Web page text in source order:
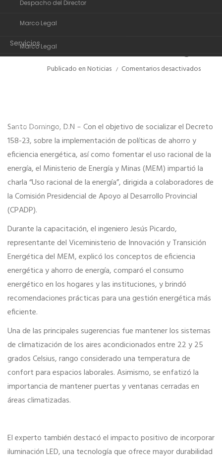
Organigrama
Despacho del Director
Marco Legal
Comunidad de ayuda
Despacho del Director
Marco Legal
Servicios
Transparencia
Contactos
charla sobre el uso
racional de la energía
Publicado enNoticias Comentarios desactivadosen
charla
uso
la
Santo Domingo, D.N – Con el objetivo de socializar el Decreto
158-23, sobre la implementación de políticas de ahorro y
eficiencia energética, así como fomentar el uso racional de la
energía, el Ministerio de Energía y Minas (MEM) impartió la
charla “Uso racional de la energía”, dirigida a colaboradores de
la Comisión Presidencial de Apoyo al Desarrollo Provincial
(CPADP).
Durante la capacitación, el ingeniero Jesús Picardo,
representante del Viceministerio de Innovación y Transición
Energética del MEM, explicó los conceptos de eficiencia
energética y ahorro de energía, comparó el consumo
energético en los hogares y las instituciones, y brindó
recomendaciones prácticas para una gestión energética más
eficiente.
Una de las principales sugerencias fue mantener los sistemas
de climatización de los aires acondicionados entre 22 y 25
grados Celsius, rango considerado una temperatura de
confort para espacios laborales. Asimismo, se enfatizó la
importancia de mantener puertas y ventanas cerradas en
áreas climatizadas.
El experto también destacó el impacto positivo de incorporar
iluminación LED, una tecnología que ofrece mayor durabilidad